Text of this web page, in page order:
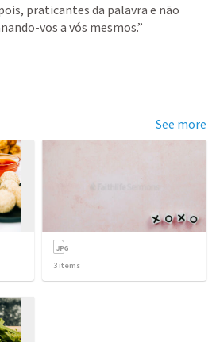
praticantes da palavra e não
vos a vós mesmos.”
See more
3 items